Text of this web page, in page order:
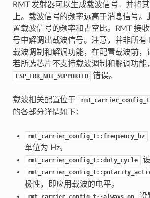
RMT 发射器可以生成载波信号，并将
上。载波信号的频率远高于消息信号
置载波信号的频率和占空比。RMT 接
号中解调出载波信号。注意，并非所有
载波调制和解调功能，在配置载波前，
若所选芯片不支持载波调制和解调功能
ESP_ERR_NOT_SUPPORTED 错误。
载波相关配置位于 rmt_carrier_config_t
的各部分详情如下：
rmt_carrier_config_t::frequency_hz
单位为 Hz。
rmt_carrier_config_t::duty_cycle
极性，即应用载波的电平。
rmt_carrier_config_t::always_on 设